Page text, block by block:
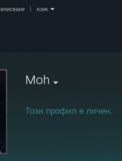
вписване език
Moh
Този профил е личен.